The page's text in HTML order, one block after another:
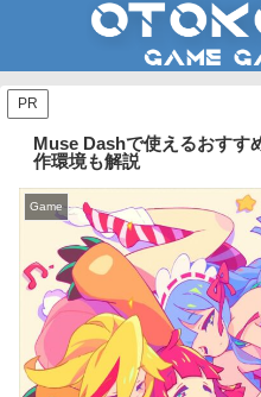
PR
Muse Dashで使えるおすす
作環境も解説
Game